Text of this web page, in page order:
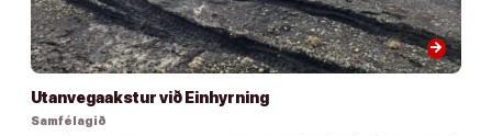
arrow_forward
Utanvegaakstur við Einhyrning
Samfélagið